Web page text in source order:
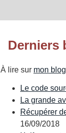
Derniers
À lire sur mon
Le code
La grande
Récupérer
16/09/2018